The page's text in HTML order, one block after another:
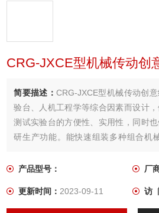
CRG-JXCE型机械传动创
简要描述：CRG-JXCE型机械传动创
验台、人机工程学等综合因素而设计
测试实验台的方便性、实用性，同时
研生产功能。能快速组装多种组合机
续采样，能自由进行数据采集处理、
产品型号： 厂
更新时间：2023-09-11 访